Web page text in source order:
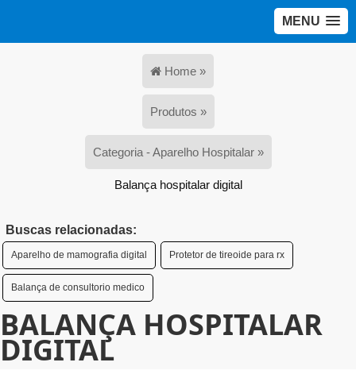
MENU
Home »
Produtos »
Categoria - Aparelho Hospitalar »
Balança hospitalar digital
Buscas relacionadas:
Aparelho de mamografia digital Protetor de tireoide para rx
Balança de consultorio medico
BALANÇA HOSPITALAR
DIGITAL